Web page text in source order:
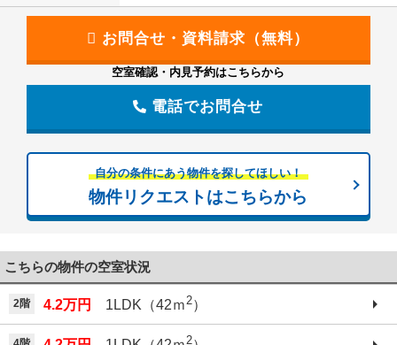
空室確認・内見予約はこちらから
電話でお問合せ
自分の条件にあう物件を探してほしい！
物件リクエストはこちらから
こちらの物件の空室状況
2階 4.2万円 1LDK（42ｍ2）
2